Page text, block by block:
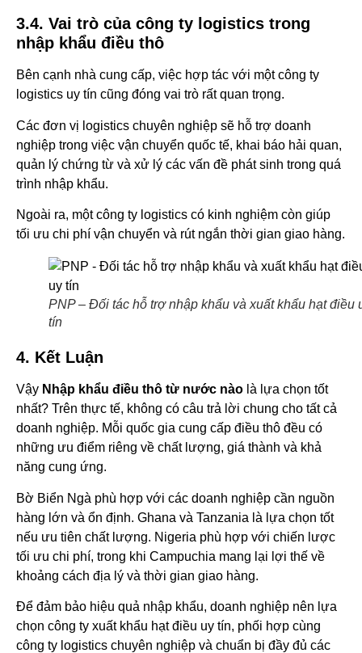
3.4. Vai trò của công ty logistics trong
nhập khẩu điều thô
Bên cạnh nhà cung cấp, việc hợp tác với một công ty
logistics uy tín cũng đóng vai trò rất quan trọng.
Các đơn vị logistics chuyên nghiệp sẽ hỗ trợ doanh
nghiệp trong việc vận chuyển quốc tế, khai báo hải quan,
quản lý chứng từ và xử lý các vấn đề phát sinh trong quá
trình nhập khẩu.
Ngoài ra, một công ty logistics có kinh nghiệm còn giúp
tối ưu chi phí vận chuyển và rút ngắn thời gian giao hàng.
PNP – Đối tác hỗ trợ nhập khẩu và xuất khẩu hạt điều
tín
4. Kết Luận
Vậy Nhập khẩu điều thô từ nước nào là lựa chọn tốt
nhất? Trên thực tế, không có câu trả lời chung cho tất cả
doanh nghiệp. Mỗi quốc gia cung cấp điều thô đều có
những ưu điểm riêng về chất lượng, giá thành và khả
năng cung ứng.
Bờ Biển Ngà phù hợp với các doanh nghiệp cần nguồn
hàng lớn và ổn định. Ghana và Tanzania là lựa chọn tốt
nếu ưu tiên chất lượng. Nigeria phù hợp với chiến lược
tối ưu chi phí, trong khi Campuchia mang lại lợi thế về
khoảng cách địa lý và thời gian giao hàng.
Để đảm bảo hiệu quả nhập khẩu, doanh nghiệp nên lựa
chọn công ty xuất khẩu hạt điều uy tín, phối hợp cùng
công ty logistics chuyên nghiệp và chuẩn bị đầy đủ các